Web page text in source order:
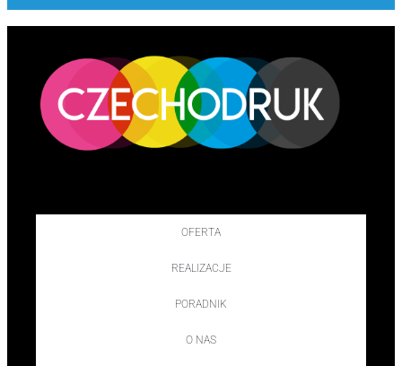
OFERTA
REALIZACJE
PORADNIK
O NAS